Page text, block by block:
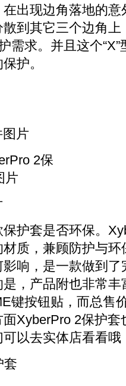
出现边角落地的
到其它三个边角
需求。并且这个
护。
图片
护套是否环保。
质，兼顾防护与
响，是一款做到
，产品附也非常
键按钮贴，而总售
XyberPro 2保护
以去实体店看看哦
套